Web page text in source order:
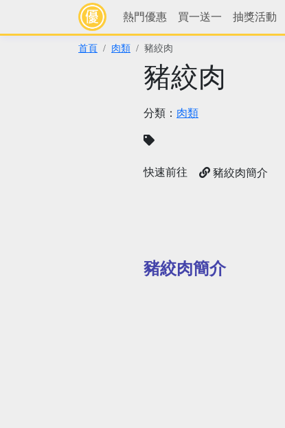
熱門優惠 買一送一 抽獎活動
首頁 肉類 豬絞肉
豬絞肉
分類： 肉類
快速前往 豬絞肉簡介
豬絞肉簡介